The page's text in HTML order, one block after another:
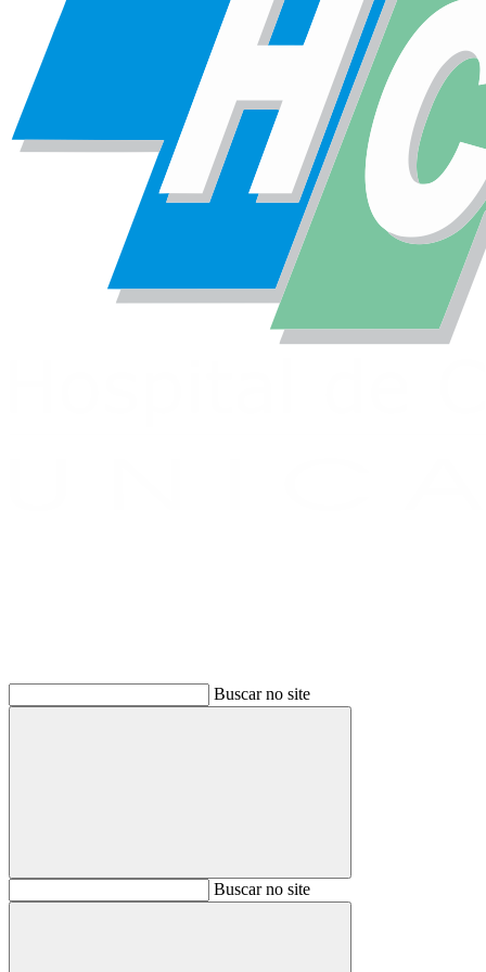
Buscar no site
BuscarBuscar no site